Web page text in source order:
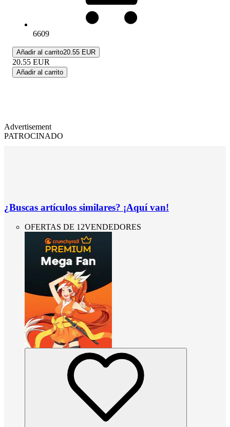
6609
Añadir al carrito20.55 EUR
20.55 EUR
Añadir al carrito
Advertisement
PATROCINADO
¿Buscas artículos similares? ¡Aquí van!
OFERTAS DE 12VENDEDORES